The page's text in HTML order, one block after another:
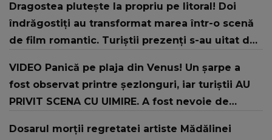
Dragostea plutește la propriu pe litoral! Doi
îndrăgostiți au transformat marea într-o scenă
de film romantic. Turiștii prezenți s-au uitat de
VIDEO Panică pe plaja din Venus! Un şarpe a
fost observat printre şezlonguri, iar turiştii AU
PRIVIT SCENA CU UIMIRE. A fost nevoie de
Dosarul morții regretatei artiste Mădălinei